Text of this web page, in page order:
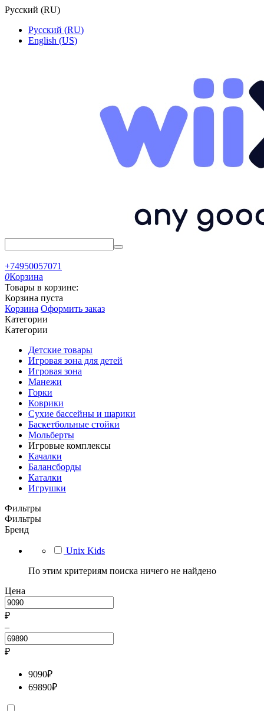
Русский (RU)
Русский (RU)
English (US)
+74950057071
0Корзина
Товары в корзине:
Корзина пуста
Корзина Оформить заказ
Категории
Категории
Детские товары
Игровая зона для детей
Игровая зона
Манежи
Горки
Коврики
Сухие бассейны и шарики
Баскетбольные стойки
Мольберты
Игровые комплексы
Качалки
Балансборды
Каталки
Игрушки
Фильтры
Фильтры
Бренд
Unix Kids
По этим критериям поиска ничего не найдено
Цена
₽
–
₽
9090₽
69890₽